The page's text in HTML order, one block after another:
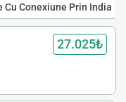
Conexiune Prin India
27.025₺